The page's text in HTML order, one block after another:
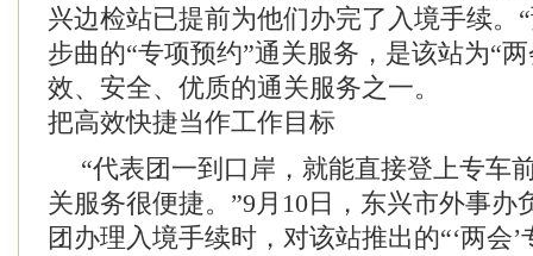
兴边检站已提前为他们办完了入境手续。
步曲的“专项预约”通关服务，是该站为“
效、安全、优质的通关服务之一。
把高效快捷当作工作目标
“代表团一到口岸，就能直接登上专车
关服务很便捷。”9月10日，东兴市外事办
团办理入境手续时，对该站推出的“‘两会